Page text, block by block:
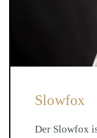
Slowfox
Der Slowfox